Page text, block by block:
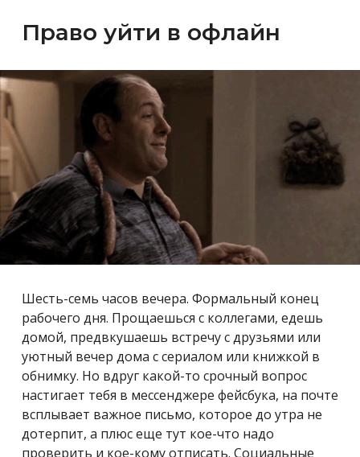
Право уйти в офлайн
Шесть-семь часов вечера. Формальный конец
рабочего дня. Прощаешься с коллегами, едешь
домой, предвкушаешь встречу с друзьями или
уютный вечер дома с сериалом или книжкой в
обнимку. Но вдруг какой-то срочный вопрос
настигает тебя в мессенджере фейсбука, на почте
всплывает важное письмо, которое до утра не
дотерпит, а плюс еще тут кое-что надо
проверить и кое-кому отписать. Социальные